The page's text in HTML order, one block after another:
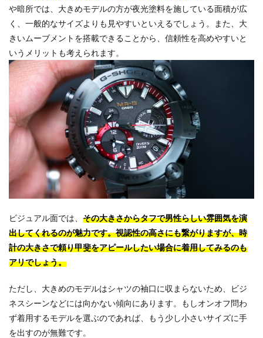
や暗所では、大きめモデルの方が夜光塗料を施している面積が広
く、一般的なサイズよりも見やすいといえるでしょう。また、大
きいムーブメントを搭載できることから、信頼性を高めやすいと
いうメリットも考えられます。
ビジュアル面では、 その大きさからタフで男性らしい雰囲気を演
出してくれるのが魅力です。視認性の高さにも繋がりますが、時
計の大きさで頼り甲斐をアピールしたい場合に着用してみるのも
アリでしょう。
ただし、大きめのモデルはシャツの袖口に収まらないため、ビジ
ネスシーンなどには向かない傾向にあります。もしオンオフ問わ
ず着用するモデルを選ぶのであれば、もう少し小さいサイズに手
を出すのが無難です。